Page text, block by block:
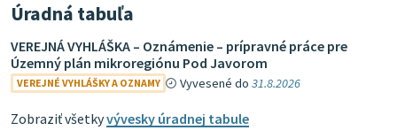
Úradná tabuľa
VEREJNÁ VYHLÁŠKA – Oznámenie – prípravné práce pre
Územný plán mikroregiónu Pod Javorom
VEREJNÉ VYHLÁŠKY A OZNAMY Vyvesené do31.8.2026
Zobraziť všetkyvývesky úradnej tabule